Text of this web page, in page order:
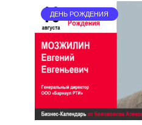
ДЕНЬ РОЖДЕНИЯ